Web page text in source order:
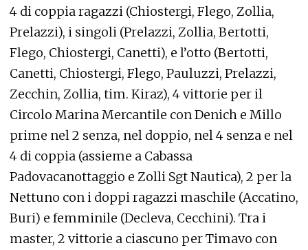
4 di coppia ragazzi (Chiostergi, Flego, Zollia,
Prelazzi), i singoli (Prelazzi, Zollia, Bertotti,
Flego, Chiostergi, Canetti), e l’otto (Bertotti,
Canetti, Chiostergi, Flego, Pauluzzi, Prelazzi,
Zecchin, Zollia, tim. Kiraz), 4 vittorie per il
Circolo Marina Mercantile con Denich e Millo
prime nel 2 senza, nel doppio, nel 4 senza e nel
4 di coppia (assieme a Cabassa
Padovacanottaggio e Zolli Sgt Nautica), 2 per la
Nettuno con i doppi ragazzi maschile (Accatino,
Buri) e femminile (Decleva, Cecchini). Tra i
master, 2 vittorie a ciascuno per Timavo con